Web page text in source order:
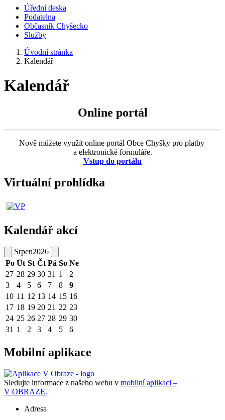
Úřední deska
Podatelna
Občasník Chyšecko
Služby
Úvodní stránka
Kalendář
Kalendář
Online portál
Nově můžete využít online portál Obce Chyšky pro platby
a elektronické formuláře.
Vstup do portálu
Virtuální prohlídka
Kalendář akcí
Srpen2026
Po Út St Čt Pá So Ne
27 28 29 30 31 1
2
3
4 5 6 7 8
9
10 11 12 13 14 15 16
17 18 19 20 21 22 23
24 25 26 27 28 29 30
31 1 2 3 4 5 6
Mobilní aplikace
Sledujte informace z našeho webu v mobilní aplikaci –
V OBRAZE.
Adresa